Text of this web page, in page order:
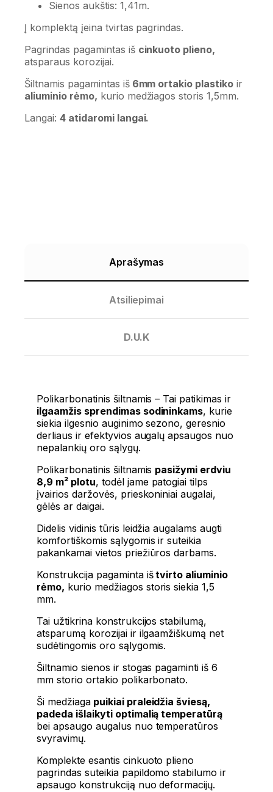
Sienos aukštis: 1,41m.
Į komplektą įeina tvirtas pagrindas.
Pagrindas pagamintas iš cinkuoto plieno,
atsparaus korozijai.
Šiltnamis pagamintas iš6mm ortakio plastiko ir
aliuminio rėmo, kurio medžiagos storis 1,5mm.
Langai: 4 atidaromi langai.
Aprašymas
Atsiliepimai
D.U.K
Polikarbonatinis šiltnamis – Tai patikimas ir
ilgaamžis sprendimas sodininkams, kurie
siekia ilgesnio auginimo sezono, geresnio
derliaus ir efektyvios augalų apsaugos nuo
nepalankių oro sąlygų.
Polikarbonatinis šiltnamis pasižymi erdviu
8,9 m² plotu, todėl jame patogiai tilps
įvairios daržovės, prieskoniniai augalai,
gėlės ar daigai.
Didelis vidinis tūris leidžia augalams augti
komfortiškomis sąlygomis ir suteikia
pakankamai vietos priežiūros darbams.
Konstrukcija pagaminta ištvirto aliuminio
rėmo, kurio medžiagos storis siekia 1,5
mm.
Tai užtikrina konstrukcijos stabilumą,
atsparumą korozijai ir ilgaamžiškumą net
sudėtingomis oro sąlygomis.
Šiltnamio sienos ir stogas pagaminti iš 6
mm storio ortakio polikarbonato.
Ši medžiagapuikiai praleidžia šviesą,
padeda išlaikyti optimalią temperatūrą
bei apsaugo augalus nuo temperatūros
svyravimų.
Komplekte esantis cinkuoto plieno
pagrindas suteikia papildomo stabilumo ir
apsaugo konstrukciją nuo deformacijų.